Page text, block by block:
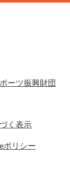
ーツ振興財団
く表示
ポリシー